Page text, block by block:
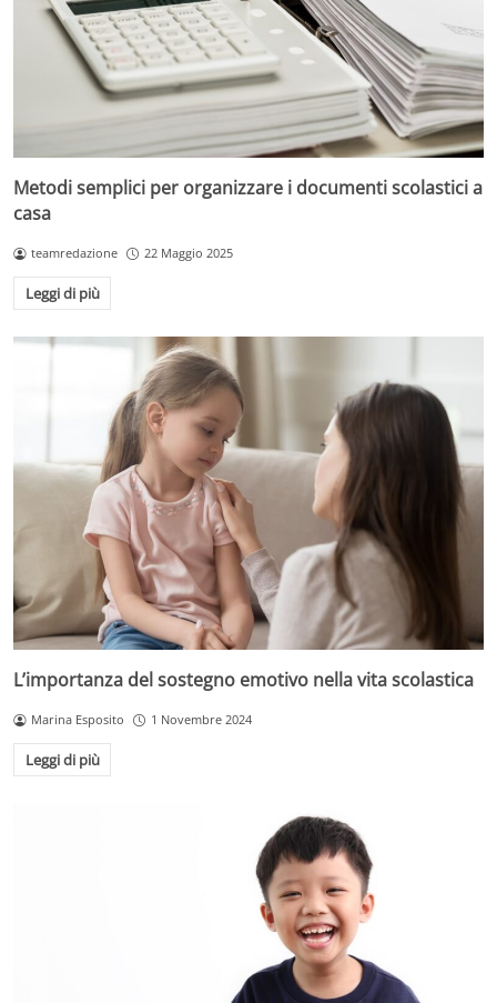
Metodi semplici per organizzare i documenti scolastici a
casa
teamredazione 22 Maggio 2025
Leggi di più
L’importanza del sostegno emotivo nella vita scolastica
Marina Esposito 1 Novembre 2024
Leggi di più